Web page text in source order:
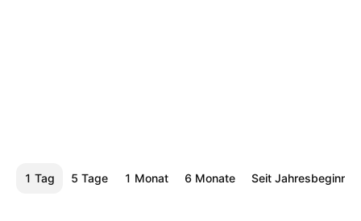
1 Tag 5 Tage 1 Monat 6 Monate Seit Jahresbeginn